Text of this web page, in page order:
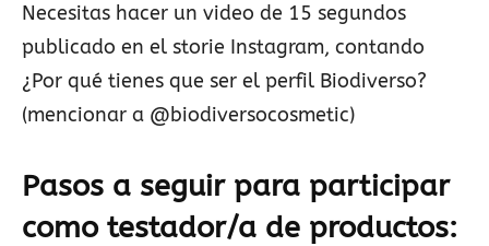
Necesitas hacer un video de 15 segundos
publicado en el storie Instagram, contando
¿Por qué tienes que ser el perfil Biodiverso?
(mencionar a @biodiversocosmetic)
Pasos a seguir para participar
como testador/a de productos: